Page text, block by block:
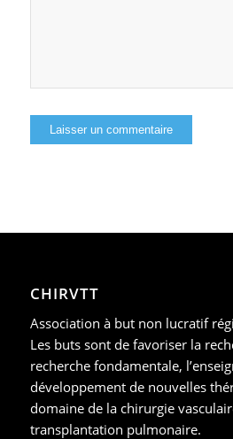
CHIRVTT
Association à but non lucratif
Les buts sont de favoriser la
recherche fondamentale,
développement de nouvelles
domaine de la chirurgie
transplantation pulmonaire.